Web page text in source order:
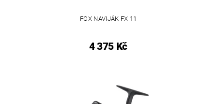
FOX NAVIJÁK FX 11
4 375 Kč